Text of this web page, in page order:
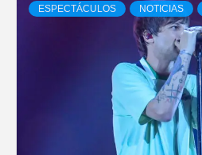
ESPECTÁCULOS NOTICIAS